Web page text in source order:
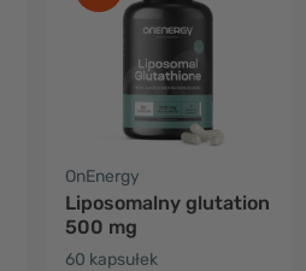
OnEnergy
Liposomalny glutation
500 mg
60 kapsułek